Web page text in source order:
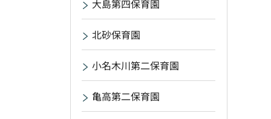
大島第四保育園
北砂保育園
小名木川第二保育園
亀高第二保育園